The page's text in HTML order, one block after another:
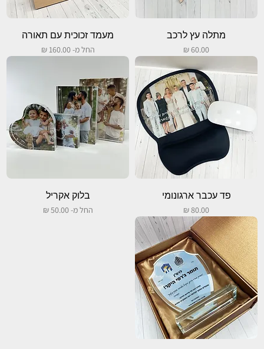
מתלה עץ לרכב
מחיר
מעמד זכוכית עם תאורה
החל מ-
‏160.00 ‏₪
מחיר מבצע
פד עכבר ארגונומי
מחיר
בלוק אקריל
החל מ-
‏50.00 ‏₪
מחיר מבצע